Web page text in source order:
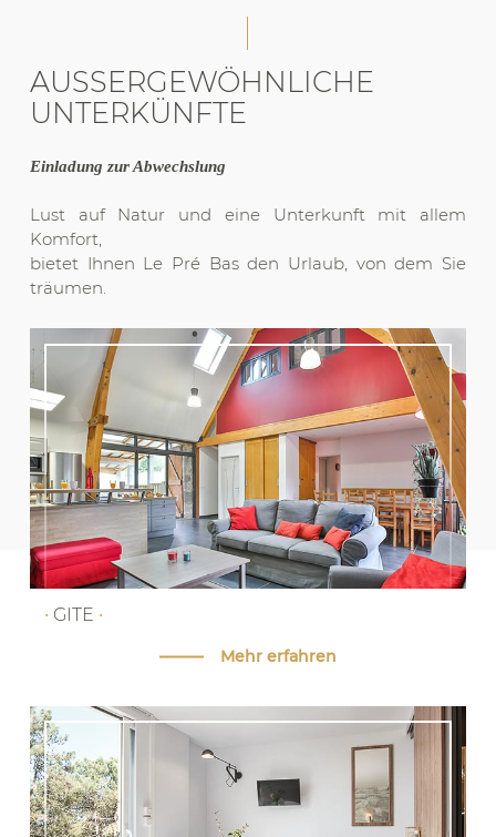
AUSSERGEWÖHNLICHE U
NTERKÜNFTE
Einladung zur Abwechslung
Lust auf Natur und eine Unterkunft mit allem
Komfort,
bietet Ihnen Le Pré Bas den Urlaub, von dem Sie
träumen.
• GITE •
Mehr erfahren